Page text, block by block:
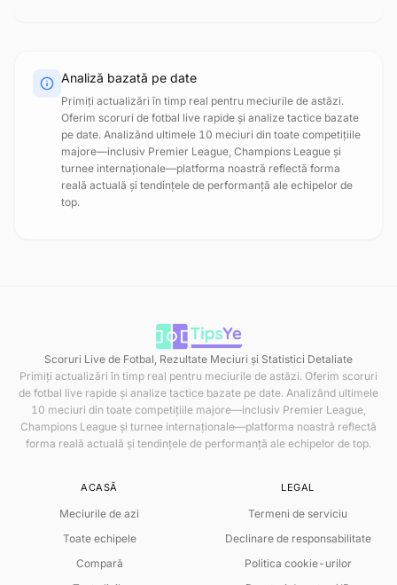
Analiză bazată pe date
Primiți actualizări în timp real pentru meciurile de astăzi.
Oferim scoruri de fotbal live rapide și analize tactice bazate
pe date. Analizând ultimele 10 meciuri din toate competițiile
majore—inclusiv Premier League, Champions League și
turnee internaționale—platforma noastră reflectă forma
reală actuală și tendințele de performanță ale echipelor de
top.
Scoruri Live de Fotbal, Rezultate Meciuri și Statistici Detaliate
Primiți actualizări în timp real pentru meciurile de astăzi. Oferim scoruri
de fotbal live rapide și analize tactice bazate pe date. Analizând ultimele
10 meciuri din toate competițiile majore—inclusiv Premier League,
Champions League și turnee internaționale—platforma noastră reflectă
forma reală actuală și tendințele de performanță ale echipelor de top.
ACASĂ
Meciurile de azi
Toate echipele
Compară
LEGAL
Termeni de serviciu
Declinare de responsabilitate
Politica cookie-urilor